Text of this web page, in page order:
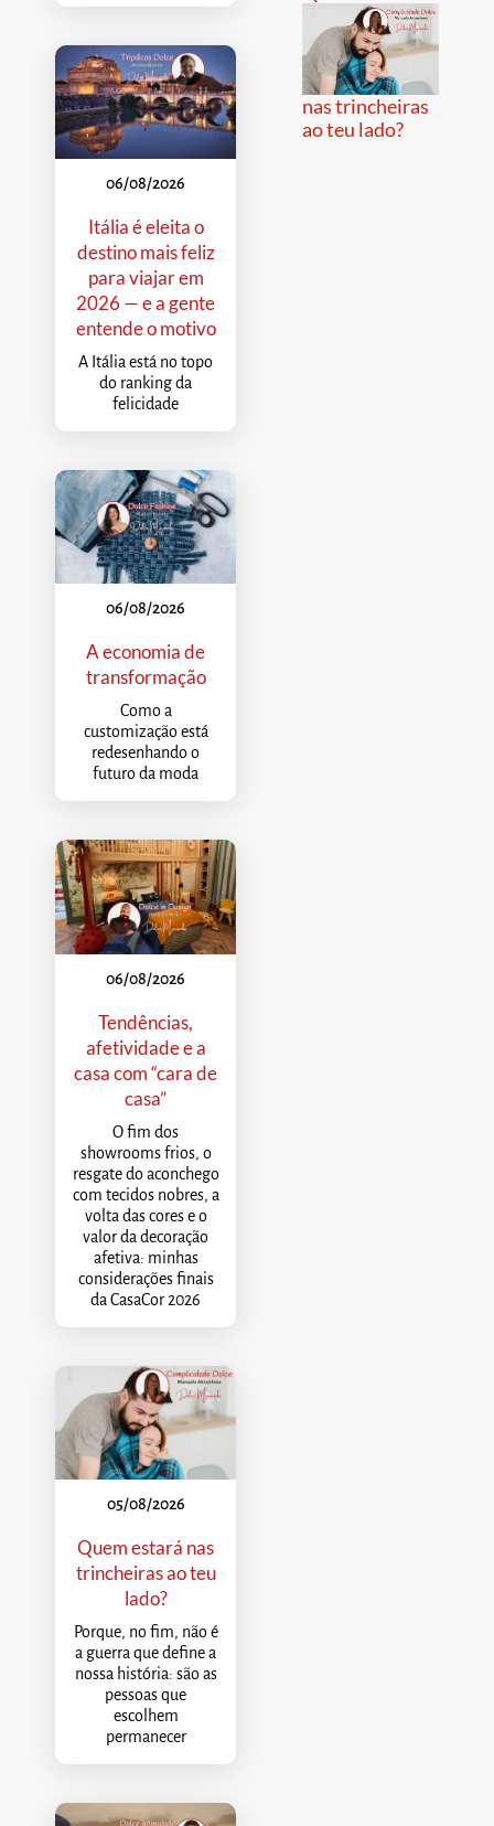
06/08/2026
Itália é eleita o
destino mais feliz
para viajar em
2026 — e a gente
entende o motivo
A Itália está no topo
do ranking da
felicidade
06/08/2026
A economia de
transformação
Como a
customização está
redesenhando o
futuro da moda
06/08/2026
Tendências,
afetividade e a
casa com “cara de
casa”
O fim dos
showrooms frios, o
resgate do aconchego
com tecidos nobres, a
volta das cores e o
valor da decoração
afetiva: minhas
considerações finais
da CasaCor 2026
05/08/2026
Quem estará nas
trincheiras ao teu
lado?
Porque, no fim, não é
a guerra que define a
nossa história: são as
pessoas que
escolhem
permanecer
nas trincheiras
ao teu lado?